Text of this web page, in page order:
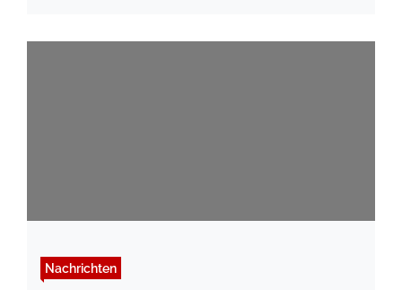
Nachrichten